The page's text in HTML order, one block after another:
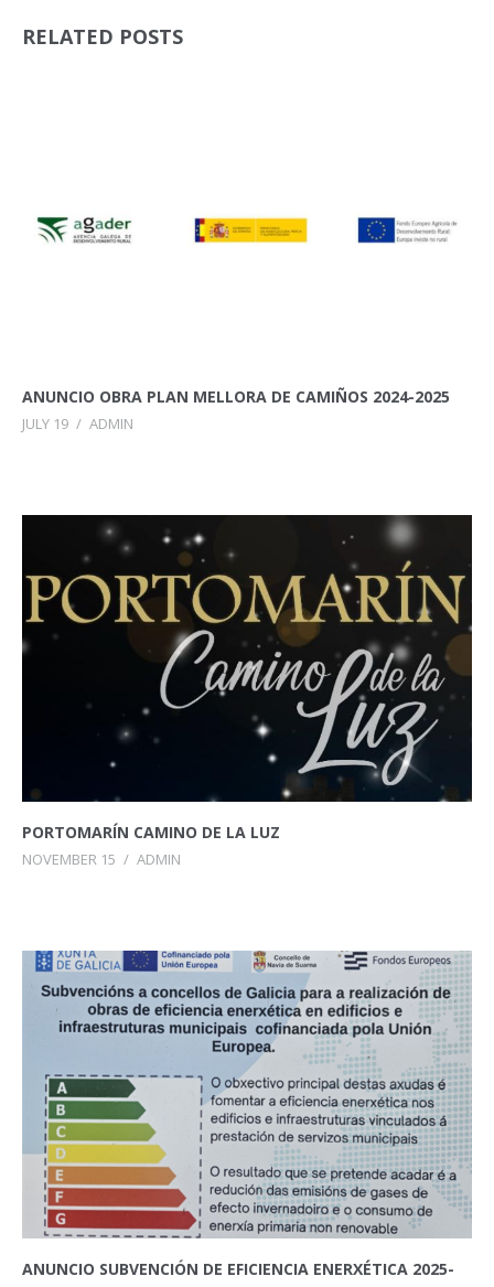
RELATED POSTS
ANUNCIO OBRA PLAN MELLORA DE CAMIÑOS 2024-2025
JULY 19 / ADMIN
PORTOMARÍN CAMINO DE LA LUZ
NOVEMBER 15 / ADMIN
ANUNCIO SUBVENCIÓN DE EFICIENCIA ENERXÉTICA 2025-